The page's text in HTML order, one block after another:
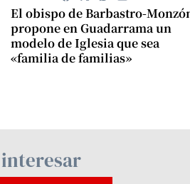
El obispo de Barbastro-
propone en Guadarrama un
modelo de Iglesia que sea
«familia de familias»